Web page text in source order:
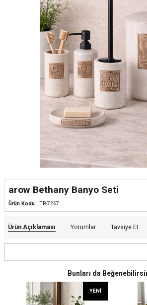
arow Bethany Banyo Seti
Ürün Kodu : TR-7267
Ürün Açıklaması Yorumlar Tavsiye Et
Bunları da
YENI